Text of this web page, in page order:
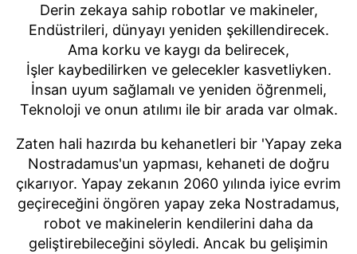
almak için lütfentıklayınız.
Derin zekaya sahip robotlar ve makineler,
Endüstrileri, dünyayı yeniden şekillendirecek.
Ama korku ve kaygı da belirecek,
İşler kaybedilirken ve gelecekler kasvetliyken.
İnsan uyum sağlamalı ve yeniden öğrenmeli,
Teknoloji ve onun atılımı ile bir arada var olmak.
Zaten hali hazırda bu kehanetleri bir 'Yapay zeka
Nostradamus'un yapması, kehaneti de doğru
çıkarıyor. Yapay zekanın 2060 yılında iyice evrim
geçireceğini öngören yapay zeka Nostradamus,
robot ve makinelerin kendilerini daha da
geliştirebileceğini söyledi. Ancak bu gelişimin